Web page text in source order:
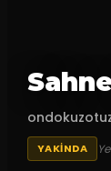
YAKINDA